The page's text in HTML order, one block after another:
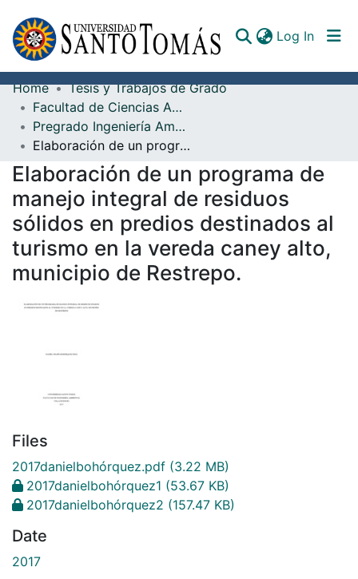
Log In
Communities & Collections
All of DSpace
Documents
Home
Tesis y Trabajos de Grado
Facultad de Ciencias Ambientales
Pregrado Ingeniería Ambiental
Elaboración de un programa de manejo integral de residuos sólidos en predios destinados al turismo en la vereda caney alto, municipio de Restrepo.
Elaboración de un programa de
manejo integral de residuos
sólidos en predios destinados al
turismo en la vereda caney alto,
municipio de Restrepo.
Files
2017danielbohórquez.pdf (3.22 MB)
2017danielbohórquez1 (53.67 KB)
2017danielbohórquez2 (157.47 KB)
Date
2017